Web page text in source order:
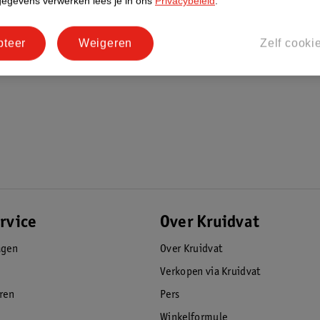
zet je eenvoudig tussen de 1 en
weghaalt, stopt het apparaat automatisch
papieren filters niet nodig zijn. Je kunt
Over Kruidvat
Over Kruidvat
Verkopen via Kruidvat
Pers
Zelf
Weigeren